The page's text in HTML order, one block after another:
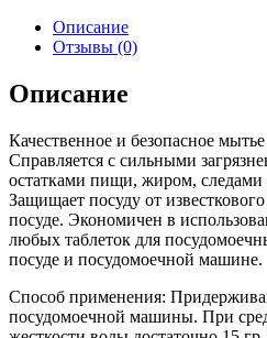
Описание
Отзывы (0)
Описание
Качественное и безопасное
Справляется с сильными
остатками пищи, жиром, следами
Защищает посуду от
посуде. Экономичен в
любых таблеток для
посуде и посудомоечной машине.
Способ применения:
посудомоечной машины. При